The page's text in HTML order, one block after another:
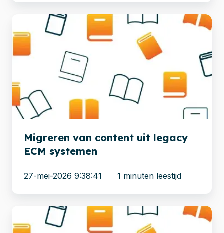
Migreren
van
content
ECM
systemen
Migreren van content uit legacy
ECM systemen
27-mei-2026 9:38:41 1 minuten leestijd
dan